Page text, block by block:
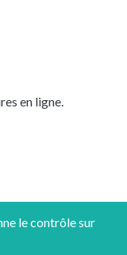
le contrôle sur
en ligne.